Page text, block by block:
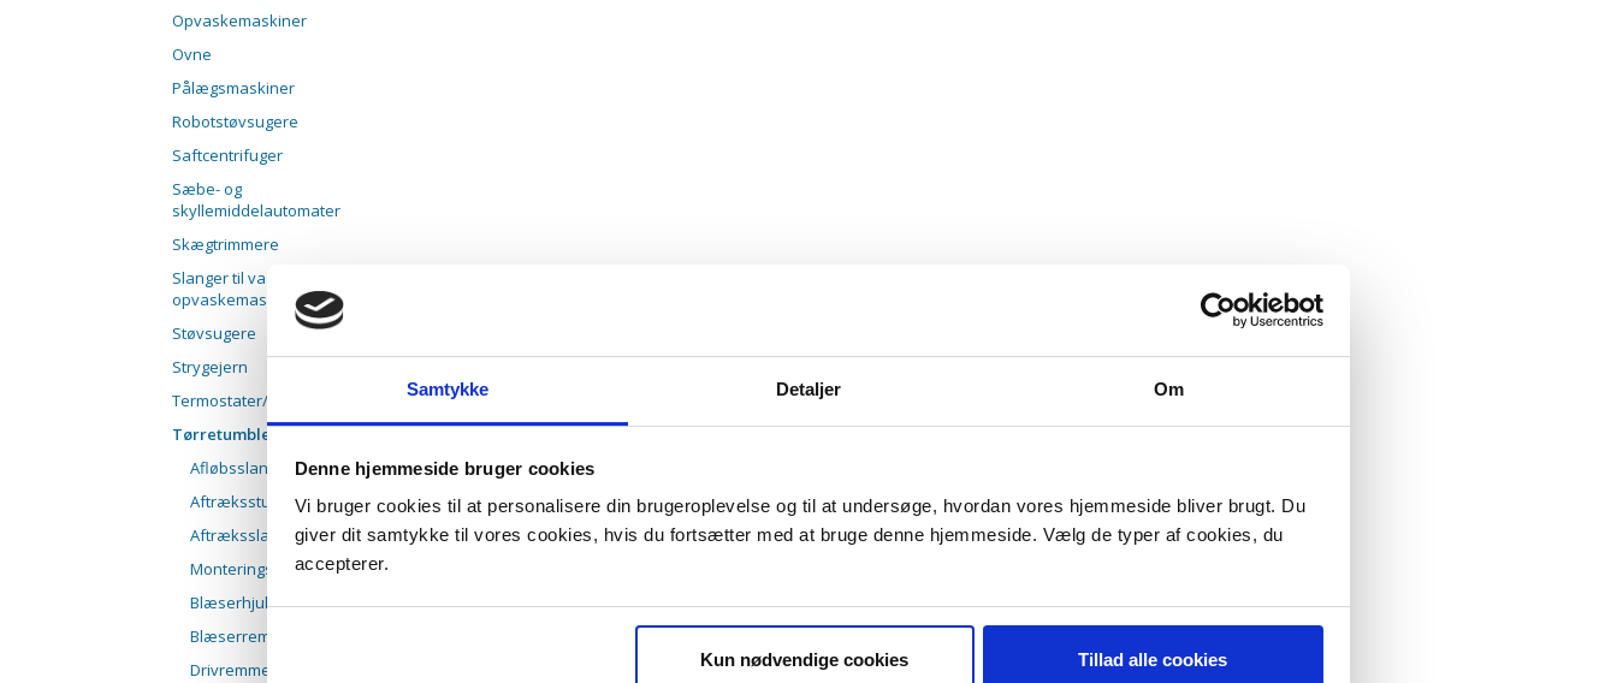
Samtykke Detaljer Om
Denne hjemmeside bruger cookies
Vi bruger cookies til at personalisere din brugeroplevelse og til at undersøge, hvordan vores hjemmeside bliver brugt. Du
giver dit samtykke til vores cookies, hvis du fortsætter med at bruge denne hjemmeside. Vælg de typer af cookies, du
accepterer.
Kun nødvendige cookies Tillad alle cookies
Opvaskemaskiner
Ovne
Pålægsmaskiner
Robotstøvsugere
Saftcentrifuger
Sæbe- og
skyllemiddelautomater
Skægtrimmere
Slanger til vaske- og
opvaskemas
Støvsugere
Strygejern
Termostater/NTC følere
Tørretumblere
Afløbsslanger
Aftræksstudse
Aftræksslanger
Monteringsdele til aftræk
Blæserhjul til tumblere
Blæserrem
Drivremme